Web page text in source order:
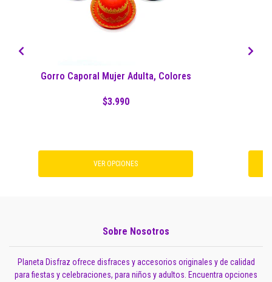
Gorro Caporal Mujer Adulta, Colores
$3.990
VER OPCIONES
Sobre Nosotros
Planeta Disfraz ofrece disfraces y accesorios originales y de calidad
para fiestas y celebraciones, para niños y adultos. Encuentra opciones